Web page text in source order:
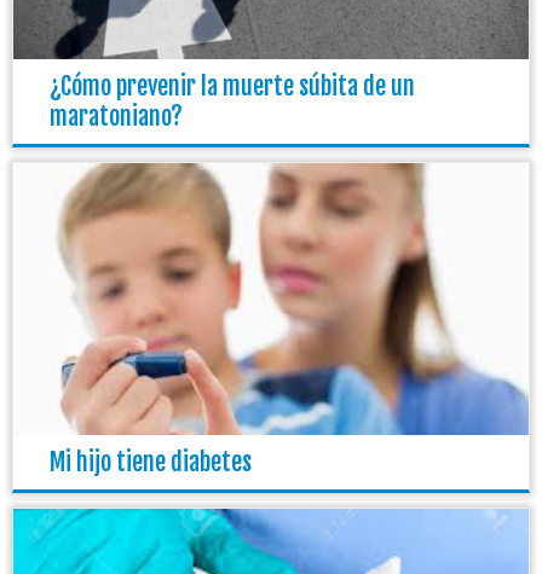
¿Cómo prevenir la muerte súbita de un
maratoniano?
Mi hijo tiene diabetes